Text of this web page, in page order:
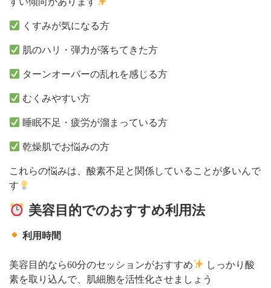
くすみが気になる方
肌のハリ・弾力が落ちてきた方
ターンオーバーの乱れを感じる方
むくみやすい方
睡眠不足・疲労が溜まっている方
乾燥肌でお悩みの方
これらの悩みは、酸素不足と関係していることが多いんで
す
美容目的でのおすすめ利用法
利用時間
美容目的なら60分のセッションがおすすめ
しっかり酸
素を取り込んで、肌細胞を活性化させましょう